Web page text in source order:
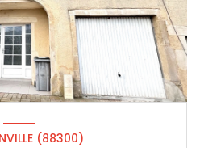
(88300)